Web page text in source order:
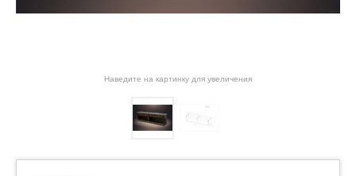
Наведите на картинку для увеличения